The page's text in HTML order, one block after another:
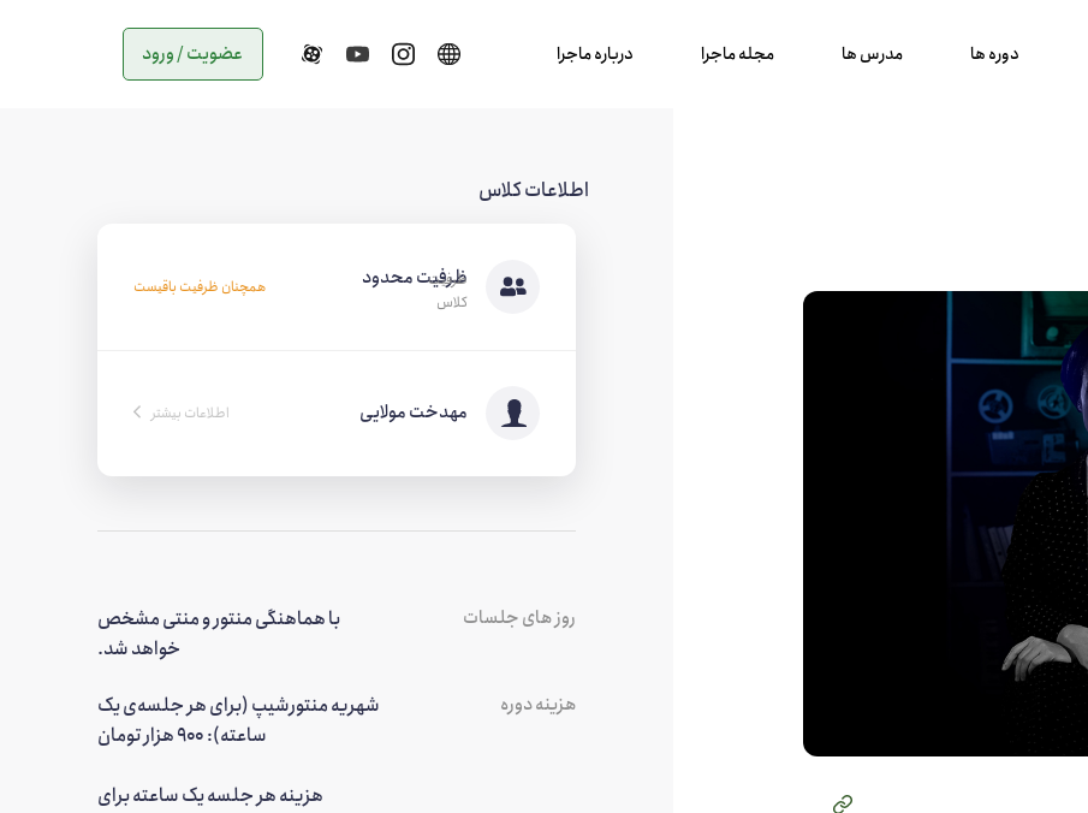
دوره ها مدرس ها مجله ماجرا درباره ماجرا عضویت / ورود
اطلاعات کلاس
ظرفیت محدود همچنان ظرفیت باقیست
مهدخت مولایی اطلاعات بیشتر
روز های جلسات
با هماهنگی منتور و منتی مشخص
خواهد شد.
هزینه دوره
شهریه‌ منتورشیپ (برای هر جلسه‌ی یک
هزینه هر جلسه یک ساعته برای